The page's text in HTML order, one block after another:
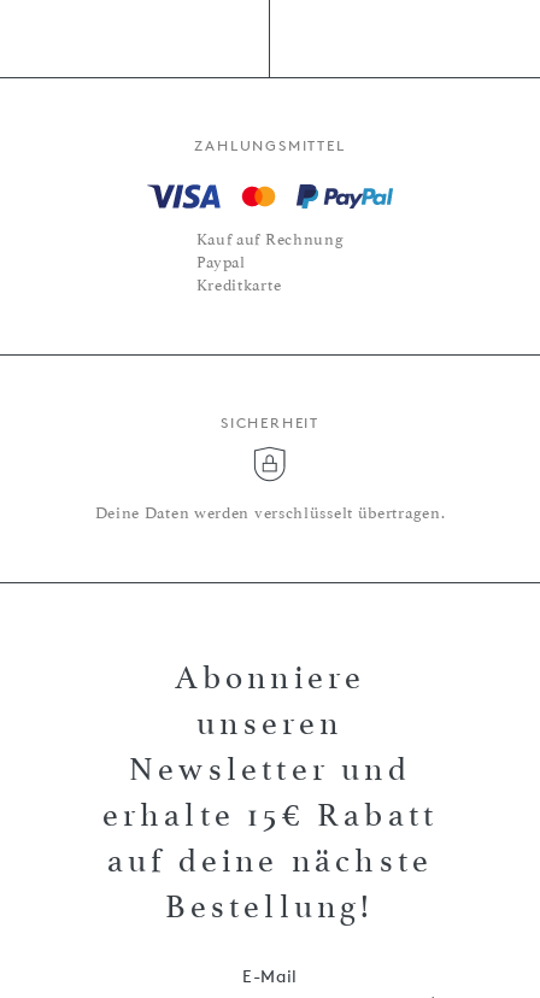
ZAHLUNGSMITTEL
Kauf auf Rechnung
Paypal
Kreditkarte
SICHERHEIT
Deine Daten werden verschlüsselt übertragen.
Abonniere
unseren
Newsletter und
erhalte 15€ Rabatt
auf deine nächste
Bestellung!
E-Mail